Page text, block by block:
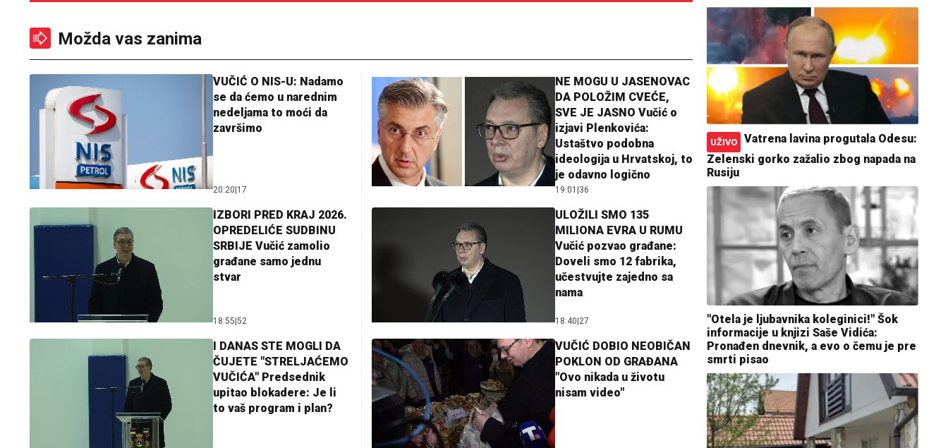
Možda vas zanima
VUČIĆ O NIS-U: Nadamo
se da ćemo u narednim
nedeljama to moći da
završimo
20:20|17
NE MOGU U JASENOVAC
DA POLOŽIM CVEĆE,
SVE JE JASNO Vučić o
izjavi Plenkovića:
Ustaštvo podobna
ideologija u Hrvatskoj, to
je odavno logično
19:01 |36
IZBORI PRED KRAJ 2026.
OPREDELIĆE SUDBINU
SRBIJE Vučić zamolio
građane samo jednu
stvar
18:55|52
ULOŽILI SMO 135
MILIONA EVRA U RUMU
Vučić pozvao građane:
Doveli smo 12 fabrika,
učestvujte zajedno sa
nama
18:40|27
I DANAS STE MOGLI DA
ČUJETE "STRELJAĆEMO
VUČIĆA" Predsednik
upitao blokadere: Je li
to vaš program i plan?
VUČIĆ DOBIO NEOBIČAN
POKLON OD GRAĐANA
"Ovo nikada u životu
nisam video"
UŽIVO
Vatrena lavina progutala Odesu:
Zelenski gorko zažalio zbog napada na
Rusiju
"Otela je ljubavnika koleginici!" Šok
informacije u knjizi Saše Vidića:
Pronađen dnevnik, a evo o čemu je pre
smrti pisao